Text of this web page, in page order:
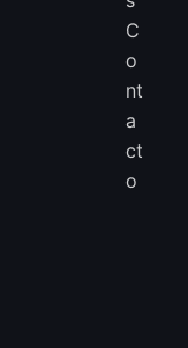
C
o
nt
a
ct
o